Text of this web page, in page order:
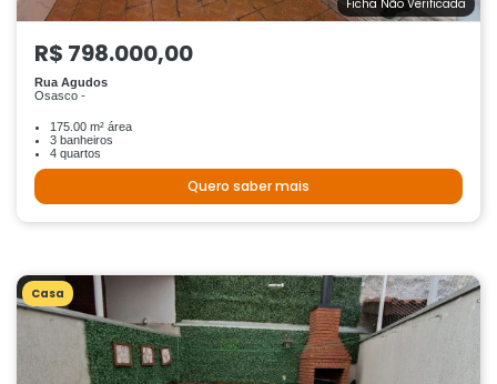
Ficha Não Verificada
R$ 798.000,00
Rua Agudos
Osasco -
175.00 m² área
3 banheiros
4 quartos
Quero saber mais
Casa